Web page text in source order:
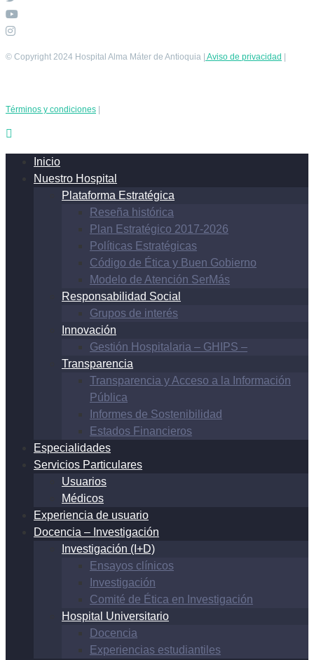
© Copyright 2024 Hospital Alma Máter de Antioquia | Aviso de privacidad |
Términos y condiciones |
Inicio
Nuestro Hospital
Plataforma Estratégica
Reseña histórica
Plan Estratégico 2017-2026
Políticas Estratégicas
Código de Ética y Buen Gobierno
Modelo de Atención SerMás
Responsabilidad Social
Grupos de interés
Innovación
Gestión Hospitalaria – GHIPS –
Transparencia
Transparencia y Acceso a la Información
Pública
Informes de Sostenibilidad
Estados Financieros
Especialidades
Servicios Particulares
Usuarios
Médicos
Experiencia de usuario
Docencia – Investigación
Investigación (I+D)
Ensayos clínicos
Investigación
Comité de Ética en Investigación
Hospital Universitario
Docencia
Experiencias estudiantiles